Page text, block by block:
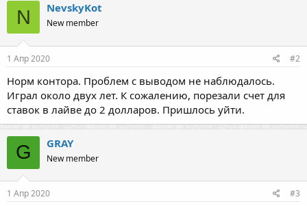
N NevskyKot
New member
1 Апр 2020 #2
Норм контора. Проблем с выводом не наблюдалось.
Играл около двух лет. К сожалению, порезали счет для
ставок в лайве до 2 долларов. Пришлось уйти.
G GRAY
New member
1 Апр 2020 #3